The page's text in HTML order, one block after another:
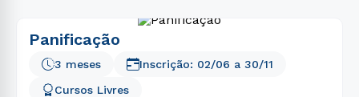
Panificação
3 meses
Cursos Livres
Inscrição: 02/06 a 30/11